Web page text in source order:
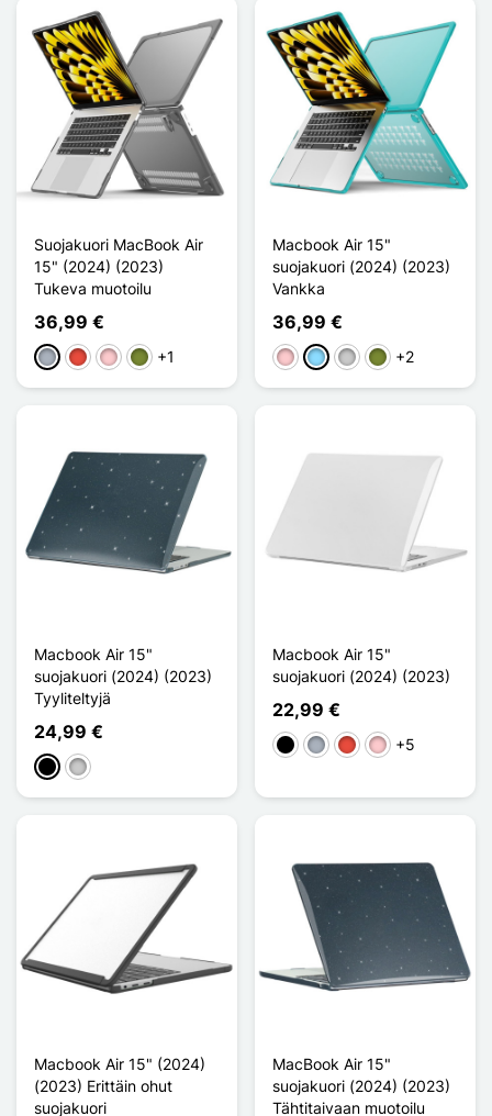
Suojakuori MacBook Air
15" (2024) (2023)
Tukeva muotoilu
36,99 €
HarmaaPunainen
PinkkiKaki+1
Macbook Air 15"
suojakuori (2024) (2023)
Vankka
36,99 €
PinkkiBleu ClairTransparent
Kaki+2
Macbook Air 15"
suojakuori (2024) (2023)
Tyyliteltyjä
24,99 €
MustaTransparent
Macbook Air 15"
suojakuori (2024) (2023)
22,99 €
MustaHarmaaPunainen
Pinkki
+5
Macbook Air 15" (2024)
(2023) Erittäin ohut
suojakuori
MacBook Air 15"
suojakuori (2024) (2023)
Tähtitaivaan muotoilu